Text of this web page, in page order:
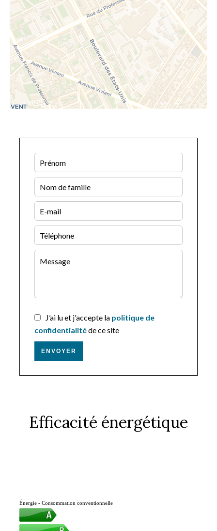
J’ai lu et j'accepte la politique de
confidentialitéde ce site
ENVOYER
Efficacité énergétique
Énergie - Consommation conventionnelle